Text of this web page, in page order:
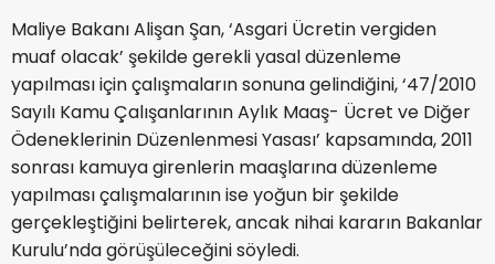
Maliye Bakanı Alişan Şan, ‘Asgari Ücretin vergiden
muaf olacak’ şekilde gerekli yasal düzenleme
yapılması için çalışmaların sonuna gelindiğini, ‘47/2010
Sayılı Kamu Çalışanlarının Aylık Maaş- Ücret ve Diğer
Ödeneklerinin Düzenlenmesi Yasası’ kapsamında, 2011
sonrası kamuya girenlerin maaşlarına düzenleme
yapılması çalışmalarının ise yoğun bir şekilde
gerçekleştiğini belirterek, ancak nihai kararın Bakanlar
Kurulu’nda görüşüleceğini söyledi.